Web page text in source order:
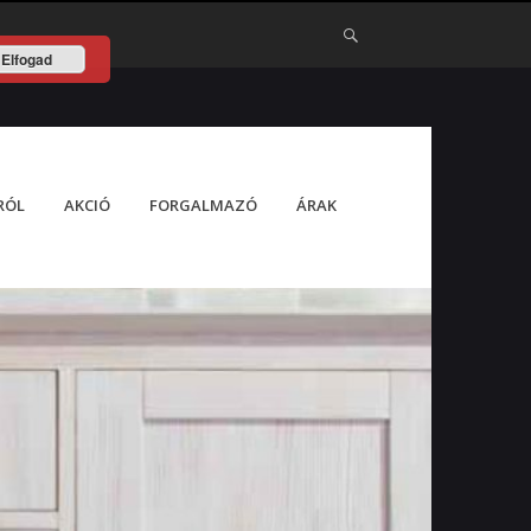
AKCIÓ FORGALMAZÓ ÁRAK
Elfogad